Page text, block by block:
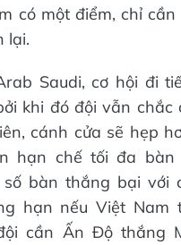
có một điểm, chỉ
lại.
Saudi, cơ hội đi
khi đó đội vẫn chắc
cánh cửa sẽ hẹp
hạn chế tối đa bàn
bàn thắng bại với
hạn nếu Việt Nam
cần Ấn Độ thắng